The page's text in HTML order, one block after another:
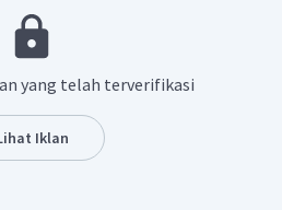
yang telah terverifikasi
Iklan